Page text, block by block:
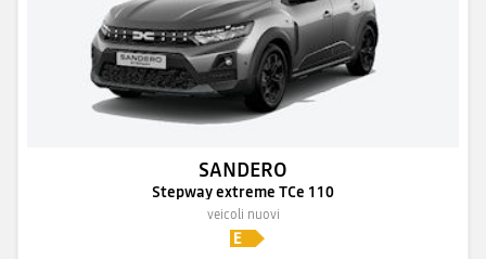
SANDERO
Stepway extreme TCe 110
veicoli nuovi